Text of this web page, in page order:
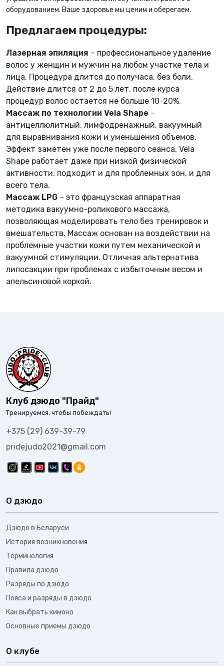
оборудованием. Ваше здоровье мы ценим и оберегаем.
Предлагаем процедуры:
Лазерная эпиляция – профессиональное удаление
волос у женщин и мужчин на любом участке тела и
лица. Процедура длится до получаса, без боли.
Действие длится от 2 до 5 лет, после курса
процедур волос остается не больше 10-20%.
Массаж по технологии Vela Shape –
антицеллюлитный, лимфодренажный, вакуумный
для выравнивания кожи и уменьшения объемов.
Эффект заметен уже после первого сеанса. Vela
Shape работает даже при низкой физической
активности, подходит и для проблемных зон, и для
всего тела.
Массаж LPG – это французская аппаратная
методика вакуумно-роликового массажа,
позволяющая моделировать тело без тренировок и
вмешательств. Массаж основан на воздействии на
проблемные участки кожи путем механической и
вакуумной стимуляции. Отличная альтернатива
липосакции при проблемах с избыточным весом и
апельсиновой коркой.
Клуб дзюдо "Прайд"
Тренируемся, чтобы побеждать!
+375 (29) 639-39-79
pridejudo2021@gmail.com
О дзюдо
Дзюдо в Беларуси
История возникновения
Терминология
Правила дзюдо
Разряды по дзюдо
Пояса и разряды в дзюдо
Как выбрать кимоно
Основные приемы дзюдо
О клубе